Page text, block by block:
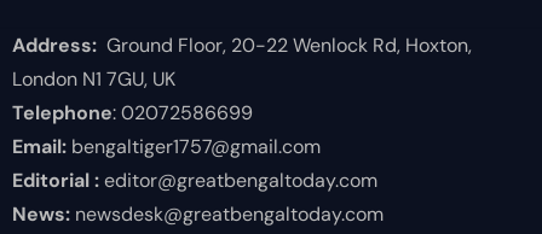
Address:Ground Floor, 20-22 Wenlock Rd, Hoxton,
London N1 7GU, UK
Telephone: 02072586699
Email:bengaltiger1757@gmail.com
Editorial :editor@greatbengaltoday.com
News:newsdesk@greatbengaltoday.com